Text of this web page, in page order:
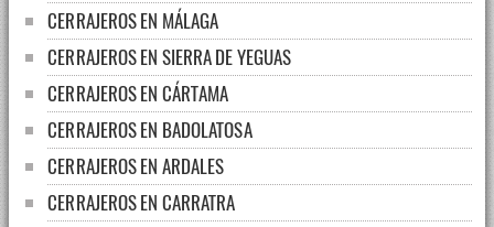
CERRAJEROS EN MÁLAGA
CERRAJEROS EN SIERRA DE YEGUAS
CERRAJEROS EN CÁRTAMA
CERRAJEROS EN BADOLATOSA
CERRAJEROS EN ARDALES
CERRAJEROS EN CARRATRA